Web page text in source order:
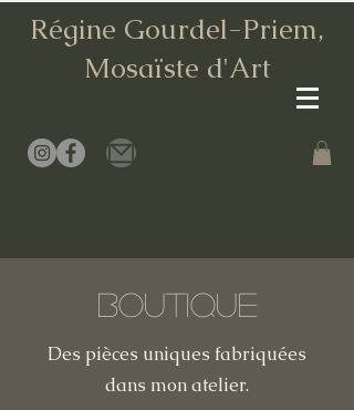
Régine Gourdel-Priem,
Mosaïste d'Art
Boutique
Des pièces uniques fabriquées
dans mon atelier.